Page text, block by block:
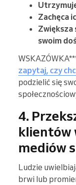
Zachęca
Zwiększa
swoim
zapytaj, czy
podzielić się
4.
klientów
mediów
Ludzie
brwi lub